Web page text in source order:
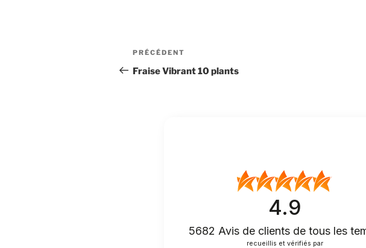
Navigation
de
Article
précédent
PRÉCÉDENT
Fraise Vibrant 10 plants
4.9
5682 Avis de clients de tous les
recueillis et vérifiés par